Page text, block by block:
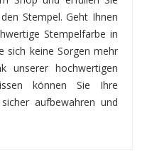
Stempel. Geht Ihnen
Stempelfarbe in
sich keine Sorgen mehr
unserer hochwertigen
können Sie Ihre
aufbewahren und